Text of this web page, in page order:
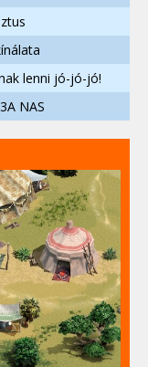
lenni jó-jó-jó!
NAS